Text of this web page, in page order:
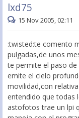
lxd75
15 Nov 2005, 02:11
:twisted:te comento
pulgadas,de unos
te permite el paso de
emite el cielo
movilidad,con
entendido que todas
astofotos trae un lpi